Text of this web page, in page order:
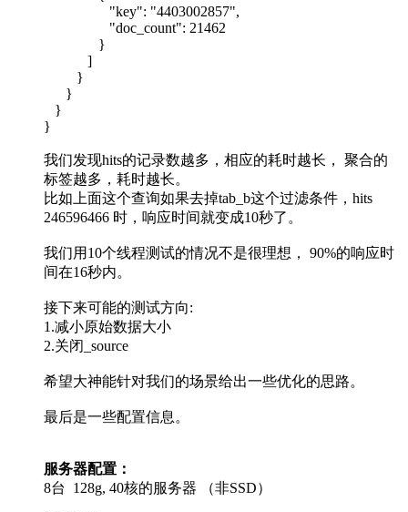
"key": "4403002857",
"doc_count": 21462
}
]
}
}
}
}
我们发现hits的记录数越多，相应的耗时越长， 聚合的
标签越多，耗时越长。
比如上面这个查询如果去掉tab_b这个过滤条件，hits
246596466 时，响应时间就变成10秒了。
我们用10个线程测试的情况不是很理想， 90%的响应时
间在16秒内。
接下来可能的测试方向:
1.减小原始数据大小
2.关闭_source
希望大神能针对我们的场景给出一些优化的思路。
最后是一些配置信息。
服务器配置：
8台 128g, 40核的服务器 （非SSD）